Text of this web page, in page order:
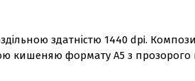
здатністю 1440 dpi.
кишеняю формату А5 з прозорого